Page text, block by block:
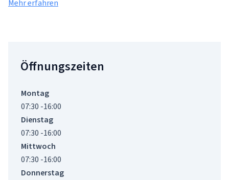
Mehr erfahren
Öffnungszeiten
Montag
07:30 -16:00
Dienstag
07:30 -16:00
Mittwoch
07:30 -16:00
Donnerstag